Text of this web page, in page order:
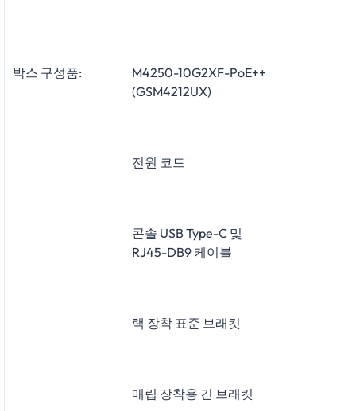
박스 구성품:
M4250-10G2XF-PoE++
(GSM4212UX)
전원 코드
콘솔 USB Type-C 및
RJ45-DB9 케이블
랙 장착 표준 브래킷
매립 장착용 긴 브래킷